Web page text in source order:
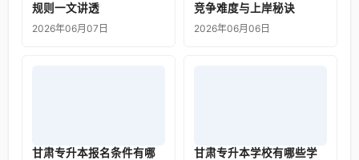
规则一文讲透
2026年06月07日
竞争难度与上岸秘诀
2026年06月06日
甘肃专升本报名条件有哪
甘肃专升本学校有哪些学